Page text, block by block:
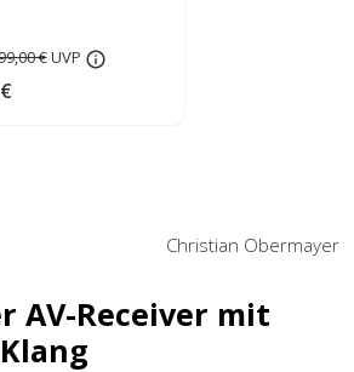
€UVP
Christian Obermayer
AV-Receiver mit